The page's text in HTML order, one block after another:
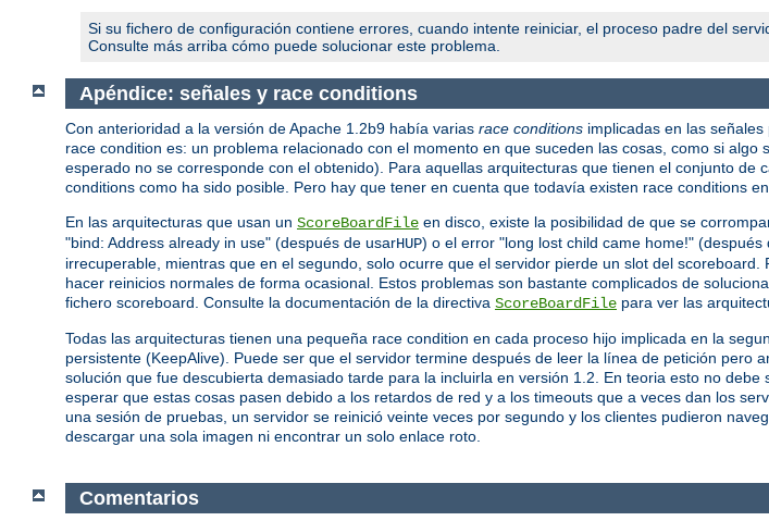
Si su fichero de configuración contiene errores, cuando intente reiniciar, el proceso padre del
Consulte más arriba cómo puede solucionar este problema.
Apéndice: señales y race conditions
Con anterioridad a la versión de Apache 1.2b9 había varias race conditions implicadas en las
race condition es: un problema relacionado con el momento en que suceden las cosas, como si
esperado no se corresponde con el obtenido). Para aquellas arquitecturas que tienen el conjunto de
conditions como ha sido posible. Pero hay que tener en cuenta que todavía existen race conditions
En las arquitecturas que usan un ScoreBoardFile en disco, existe la posibilidad de que se
"bind: Address already in use" (después de usarHUP) o el error "long lost child came home!" (después
irrecuperable, mientras que en el segundo, solo ocurre que el servidor pierde un slot del
hacer reinicios normales de forma ocasional. Estos problemas son bastante complicados de
fichero scoreboard. Consulte la documentación de la directiva ScoreBoardFile para ver las
Todas las arquitecturas tienen una pequeña race condition en cada proceso hijo implicada en la
persistente (KeepAlive). Puede ser que el servidor termine después de leer la línea de petición pero
solución que fue descubierta demasiado tarde para la incluirla en versión 1.2. En teoria esto no
esperar que estas cosas pasen debido a los retardos de red y a los timeouts que a veces dan los
una sesión de pruebas, un servidor se reinició veinte veces por segundo y los clientes pudieron
descargar una sola imagen ni encontrar un solo enlace roto.
Comentarios